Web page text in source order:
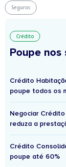
Seguros
Crédito
Poupe
Crédito
poupe todos os
Negociar
reduza a
Crédito
poupe até 60%